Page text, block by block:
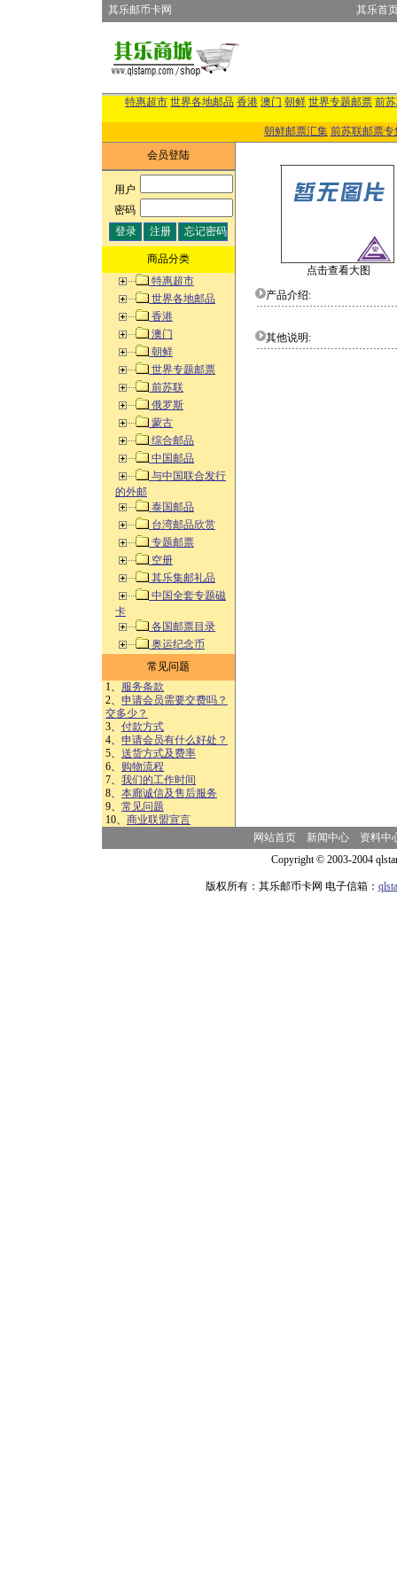
其乐邮币卡网 其乐首
特惠超市 世界各地邮品 香港 澳门 朝鲜 世界专题邮票 前
朝鲜邮票汇集 前苏联邮票专
会员登陆
用户:
密码:
商品分类
特惠超市
世界各地邮品
香港
澳门
朝鲜
世界专题邮票
前苏联
俄罗斯
蒙古
综合邮品
中国邮品
与中国联合发行
的外邮
泰国邮品
台湾邮品欣赏
专题邮票
空册
其乐集邮礼品
中国全套专题磁
卡
各国邮票目录
奥运纪念币
常见问题
1、 服务条款
2、 申请会员需要交费吗？
交多少？
3、 付款方式
4、 申请会员有什么好处？
5、 送货方式及费率
6、 购物流程
7、 我们的工作时间
8、 本廊诚信及售后服务
9、 常见问题
10、 商业联盟宣言
点击查看大图
产品介绍:
其他说明:
网站首页 新闻中心
资料中
Copyright © 2003-2004
版权所有：其乐邮币卡网 电子信箱：